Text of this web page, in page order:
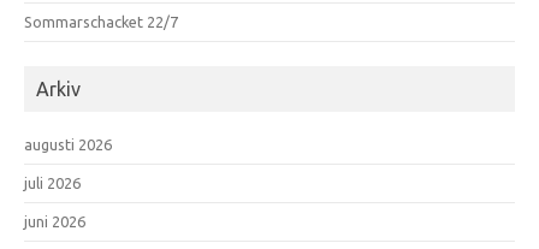
Sommarschacket 22/7
Arkiv
augusti 2026
juli 2026
juni 2026